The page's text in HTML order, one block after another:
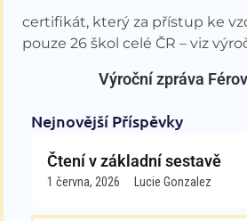
certifikát, který za přístup ke
pouze 26 škol celé ČR – viz
Výroční zpráva
Nejnovější Příspěvky
Čtení v základní sestavě
1 června, 2026 Lucie Gonzalez